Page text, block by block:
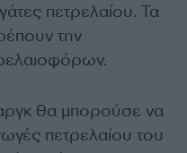
πετρελαίου. Τα
την
θα μπορούσε να
πετρελαίου του